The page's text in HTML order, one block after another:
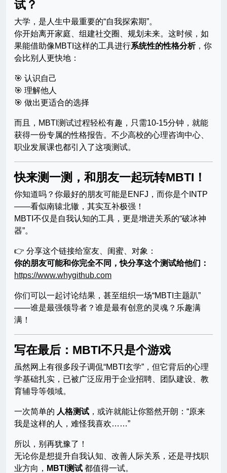
试？
大学，是人生中最重要的“自我探索期”。
你开始离开家庭、组建社交圈、规划未来。这时候，如
果能借助像MBTI这样的工具进行系统性的性格分析，你
会比别人更快地：
🎯 认识自己
🎯 理解他人
🎯 做出更适合的选择
而且，MBTI测试过程轻松有趣，只需10-15分钟，就能
获得一份专属的性格报告。不少高校的心理咨询中心、
职业发展课也都引入了这项测试。
快来测一测，和朋友一起玩转MBTI！
你知道吗？你最好的朋友可能是ENFJ，而你是个INTP
——看似南辕北辙，其实互补极强！
MBTI不仅是自我认知的工具，更是增进关系的“破冰神
器”。
👉 分享这个链接给室友、闺蜜、对象：
你的朋友可能和你完全不同，快分享这个测试给他们：
https://www.whygithub.com
你们可以一起讨论结果，甚至组织一场“MBTI主题趴”
——谁是最强领导者？谁是最有创意的灵魂？乐趣满
满！
写在最后：MBTI不只是个游戏
虽然网上有很多段子调侃“MBTI玄学”，但它背后的心理
学基础扎实，已被广泛应用于企业招聘、团队建设、教
育辅导等领域。
一次简单的 人格测试 ，或许就能让你豁然开朗：“原来
我是这样的人，难怪我喜欢……”
所以，别再犹豫了！
无论你是想提升自我认知、改善人际关系，还是寻找职
业方向， MBTI测试 都值得一试。